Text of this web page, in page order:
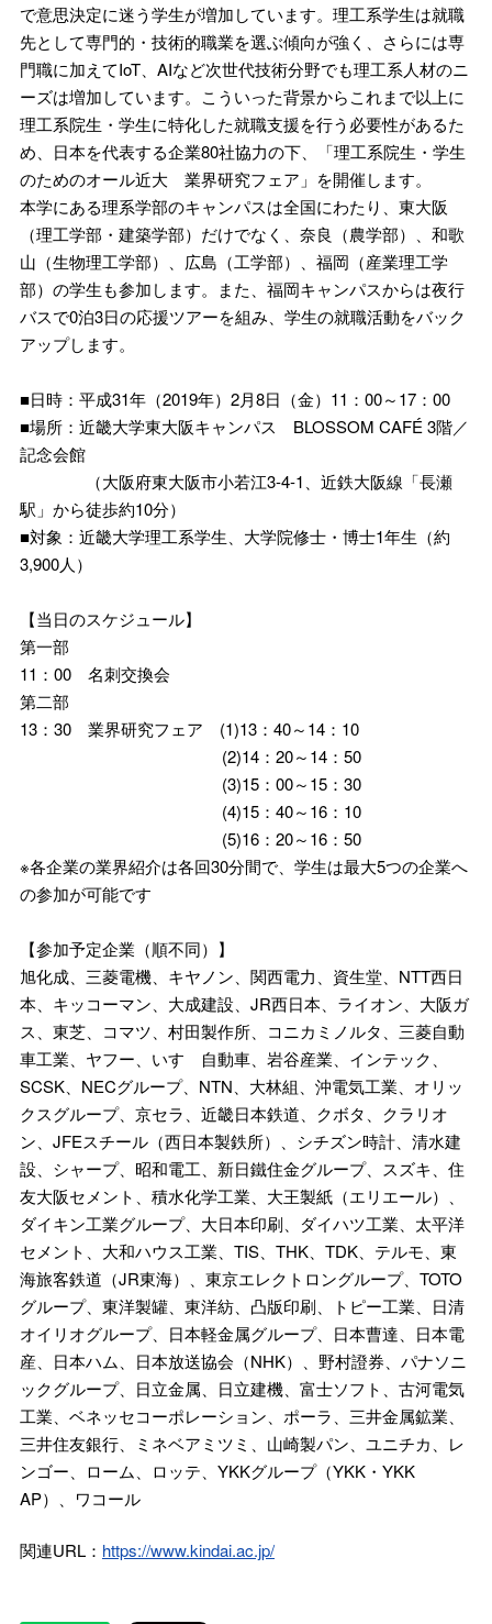
で意思決定に迷う学生が増加しています。理工系学生は就職
先として専門的・技術的職業を選ぶ傾向が強く、さらには専
門職に加えてIoT、AIなど次世代技術分野でも理工系人材のニ
ーズは増加しています。こういった背景からこれまで以上に
理工系院生・学生に特化した就職支援を行う必要性があるた
め、日本を代表する企業80社協力の下、「理工系院生・学生
のためのオール近大 業界研究フェア」を開催します。
本学にある理系学部のキャンパスは全国にわたり、東大阪
（理工学部・建築学部）だけでなく、奈良（農学部）、和歌
山（生物理工学部）、広島（工学部）、福岡（産業理工学
部）の学生も参加します。また、福岡キャンパスからは夜行
バスで0泊3日の応援ツアーを組み、学生の就職活動をバック
アップします。
■日時：平成31年（2019年）2月8日（金）11：00～17：00
■場所：近畿大学東大阪キャンパス BLOSSOM CAFÉ 3階／
記念会館
（大阪府東大阪市小若江3-4-1、近鉄大阪線「長瀬
駅」から徒歩約10分）
■対象：近畿大学理工系学生、大学院修士・博士1年生（約
3,900人）
【当日のスケジュール】
第一部
11：00 名刺交換会
第二部
13：30 業界研究フェア (1)13：40～14：10
(2)14：20～14：50
(3)15：00～15：30
(4)15：40～16：10
(5)16：20～16：50
※各企業の業界紹介は各回30分間で、学生は最大5つの企業へ
の参加が可能です
【参加予定企業（順不同）】
旭化成、三菱電機、キヤノン、関西電力、資生堂、NTT西日
本、キッコーマン、大成建設、JR西日本、ライオン、大阪ガ
ス、東芝、コマツ、村田製作所、コニカミノルタ、三菱自動
車工業、ヤフー、いすゞ自動車、岩谷産業、インテック、
SCSK、NECグループ、NTN、大林組、沖電気工業、オリッ
クスグループ、京セラ、近畿日本鉄道、クボタ、クラリオ
ン、JFEスチール（西日本製鉄所）、シチズン時計、清水建
設、シャープ、昭和電工、新日鐵住金グループ、スズキ、住
友大阪セメント、積水化学工業、大王製紙（エリエール）、
ダイキン工業グループ、大日本印刷、ダイハツ工業、太平洋
セメント、大和ハウス工業、TIS、THK、TDK、テルモ、東
海旅客鉄道（JR東海）、東京エレクトロングループ、TOTO
グループ、東洋製罐、東洋紡、凸版印刷、トピー工業、日清
オイリオグループ、日本軽金属グループ、日本曹達、日本電
産、日本ハム、日本放送協会（NHK）、野村證券、パナソニ
ックグループ、日立金属、日立建機、富士ソフト、古河電気
工業、ベネッセコーポレーション、ポーラ、三井金属鉱業、
三井住友銀行、ミネベアミツミ、山崎製パン、ユニチカ、レ
ンゴー、ローム、ロッテ、YKKグループ（YKK・YKK
AP）、ワコール
関連URL： https://www.kindai.ac.jp/